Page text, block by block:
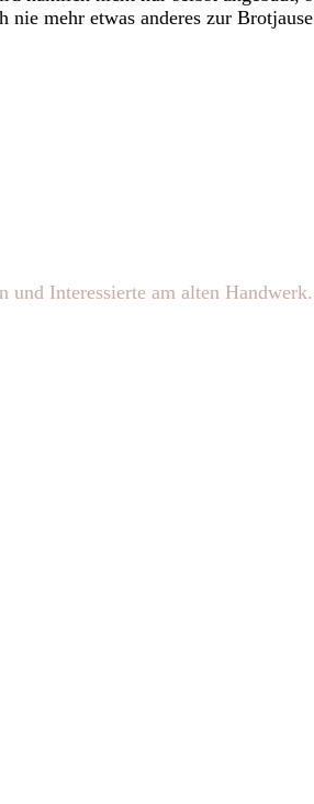
mehr etwas anderes zur Brotjause
Interessierte am alten